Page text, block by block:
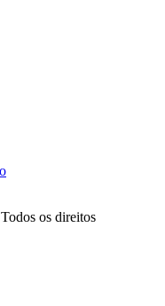
os direitos